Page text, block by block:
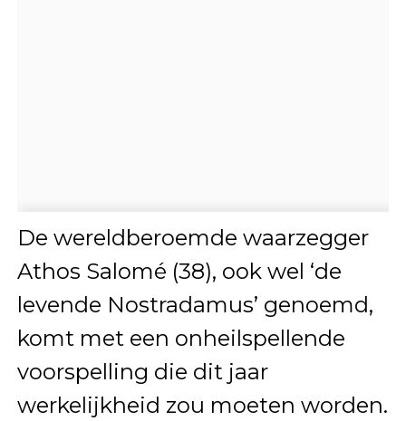
De wereldberoemde waarzegger
Athos Salomé (38), ook wel ‘de
levende Nostradamus’ genoemd,
komt met een onheilspellende
voorspelling die dit jaar
werkelijkheid zou moeten worden.